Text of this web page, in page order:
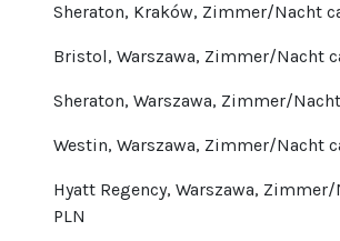
Sheraton, Kraków, Zimmer/Nacht
Bristol, Warszawa, Zimmer/Nacht
Sheraton, Warszawa, Zimmer/
Westin, Warszawa, Zimmer/Nacht
Hyatt Regency, Warszawa,
PLN